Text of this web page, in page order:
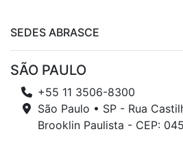
SEDES ABRASCE
SÃO PAULO
+55 11 3506-8300
São Paulo • SP - Rua
Brooklin Paulista - CEP: